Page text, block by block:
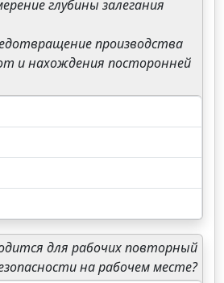
глубины залегания
производства
и нахождения посторонней
для рабочих повторный
на рабочем месте?